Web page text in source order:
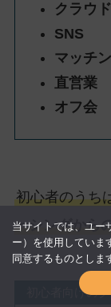
クラウ
SNS
マッチ
直営業
オフ会
初心者のうち
ーシングから
初心者向けの
当サイトでは、ユー
ー）を使用していま
同意するものとしま